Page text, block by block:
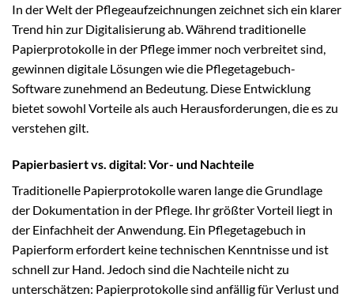
In der Welt der Pflegeaufzeichnungen zeichnet sich ein klarer
Trend hin zur Digitalisierung ab. Während traditionelle
Papierprotokolle in der Pflege immer noch verbreitet sind,
gewinnen digitale Lösungen wie die Pflegetagebuch-
Software zunehmend an Bedeutung. Diese Entwicklung
bietet sowohl Vorteile als auch Herausforderungen, die es zu
verstehen gilt.
Papierbasiert vs. digital: Vor- und Nachteile
Traditionelle Papierprotokolle waren lange die Grundlage
der Dokumentation in der Pflege. Ihr größter Vorteil liegt in
der Einfachheit der Anwendung. Ein Pflegetagebuch in
Papierform erfordert keine technischen Kenntnisse und ist
schnell zur Hand. Jedoch sind die Nachteile nicht zu
unterschätzen: Papierprotokolle sind anfällig für Verlust und